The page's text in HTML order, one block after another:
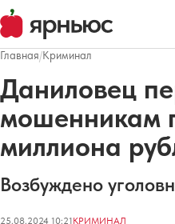
Главная/Криминал
Даниловец
мошенникам
миллиона
Возбуждено
25.08.2024 10:21КРИМИНАЛ